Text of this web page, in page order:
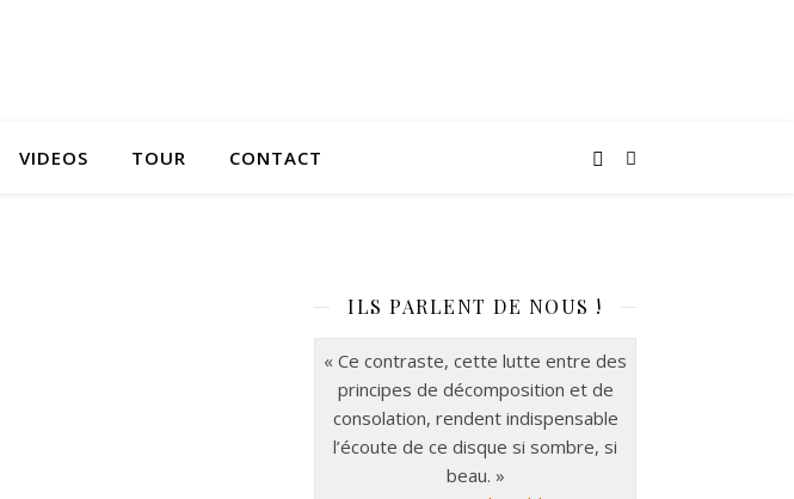
VIDEOS TOUR CONTACT
ILS PARLENT DE NOUS !
« Ce contraste, cette lutte entre des
principes de décomposition et de
consolation, rendent indispensable
l’écoute de ce disque si sombre, si
beau. »